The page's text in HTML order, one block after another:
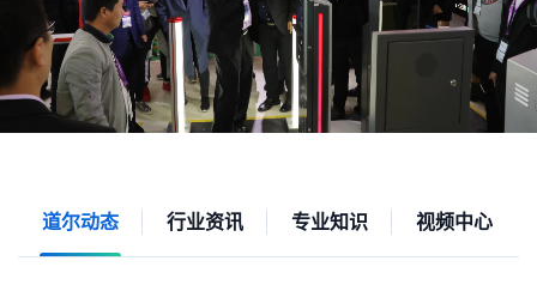
道尔动态 行业资讯 专业知识 视频中心